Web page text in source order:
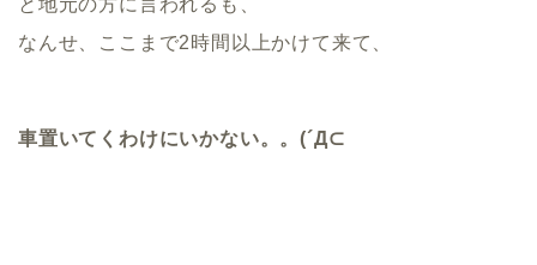
なんせ、ここまで2時間以上かけて来て、
車置いてくわけにいかない。。(´Д⊂